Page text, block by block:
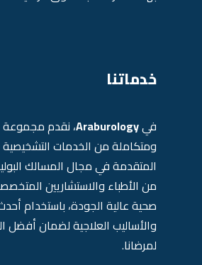
خدماتنا
فيAraburology، نقدم
ومتكاملة من الخدمات التشخيصية
المتقدمة في مجال المسالك
من الأطباء والاستشاريين
صحية عالية الجودة، باستخدام
والأساليب العلاجية لضمان أفضل
لمرضانا.